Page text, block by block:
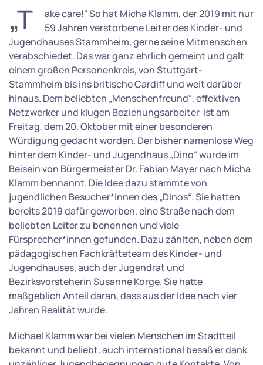
„T
ake care!“ So hat Micha Klamm, der 2019 mit nur
59 Jahren verstorbene Leiter des Kinder- und
Jugendhauses Stammheim, gerne seine Mitmenschen
verabschiedet. Das war ganz ehrlich gemeint und galt
einem großen Personenkreis, von Stuttgart-
Stammheim bis ins britische Cardiff und weit darüber
hinaus. Dem beliebten „Menschenfreund“, effektiven
Netzwerker und klugen Beziehungsarbeiter ist am
Freitag, dem 20. Oktober mit einer besonderen
Würdigung gedacht worden. Der bisher namenlose Weg
hinter dem Kinder- und Jugendhaus „Dino“ wurde im
Beisein von Bürgermeister Dr. Fabian Mayer nach Micha
Klamm bennannt. Die Idee dazu stammte von
jugendlichen Besucher*innen des „Dinos“. Sie hatten
bereits 2019 dafür geworben, eine Straße nach dem
beliebten Leiter zu benennen und viele
Fürsprecher*innen gefunden. Dazu zählten, neben dem
pädagogischen Fachkräfteteam des Kinder- und
Jugendhauses, auch der Jugendrat und
Bezirksvorsteherin Susanne Korge. Sie hatte
maßgeblich Anteil daran, dass aus der Idee nach vier
Jahren Realität wurde.
Michael Klamm war bei vielen Menschen im Stadtteil
bekannt und beliebt, auch international besaß er dank